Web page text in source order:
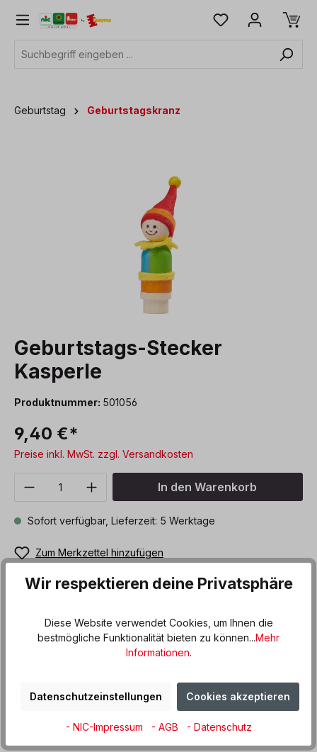
springen
Geburtstag Geburtstagskranz
Geburtstags-Stecker
Kasperle
Produktnummer: 501056
9,40 €*
Preise inkl. MwSt. zzgl. Versandkosten
Produkt Anzahl: Gib denIn den Warenkorb
Sofort verfügbar, Lieferzeit: 5 Werktage
Zum Merkzettel hinzufügen
Frische und schelmisch-fröhliche Geburtstagsgrüße bringt
Kasperle höchstpersönlich zum Ehrentag vorbei. Die
Mehr
Informationen und Hinweise
Wir respektieren deine Privatsphäre
Diese Website verwendet Cookies, um Ihnen die
bestmögliche Funktionalität bieten zu können...Mehr
Informationen.
Datenschutzeinstellungen Cookies akzeptieren
- NIC-Impressum - AGB - Datenschutz